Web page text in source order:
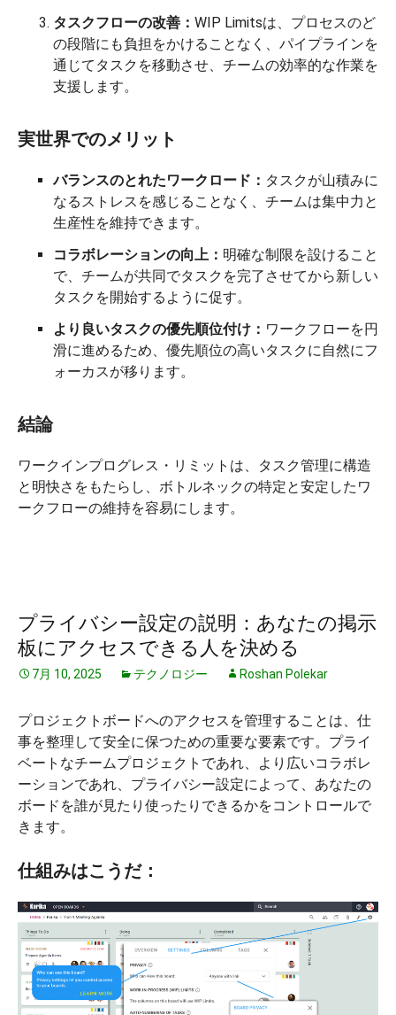
タスクフローの改善： WIP Limitsは、プロセスのど
の段階にも負担をかけることなく、パイプラインを
通じてタスクを移動させ、チームの効率的な作業を
支援します。
実世界でのメリット
バランスのとれたワークロード： タスクが山積みに
なるストレスを感じることなく、チームは集中力と
生産性を維持できます。
コラボレーションの向上： 明確な制限を設けること
で、チームが共同でタスクを完了させてから新しい
タスクを開始するように促す。
より良いタスクの優先順位付け： ワークフローを円
滑に進めるため、優先順位の高いタスクに自然にフ
ォーカスが移ります。
結論
ワークインプログレス・リミットは、タスク管理に構造
と明快さをもたらし、ボトルネックの特定と安定したワ
ークフローの維持を容易にします。
プライバシー設定の説明：あなたの掲示
板にアクセスできる人を決める
7月 10, 2025 テクノロジー Roshan Polekar
プロジェクトボードへのアクセスを管理することは、仕
事を整理して安全に保つための重要な要素です。プライ
ベートなチームプロジェクトであれ、より広いコラボレ
ーションであれ、プライバシー設定によって、あなたの
ボードを誰が見たり使ったりできるかをコントロールで
きます。
仕組みはこうだ：